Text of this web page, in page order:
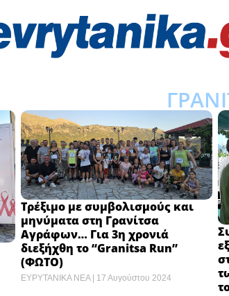
Τρέξιμο με συμβολισμούς και
μηνύματα στη Γρανίτσα
Αγράφων… Για 3η χρονιά
διεξήχθη το “Granitsa Run”
(ΦΩΤΟ)
ΕΥΡΥΤΑΝΙΚΑ ΝΕΑ 17 Αυγούστου 2024